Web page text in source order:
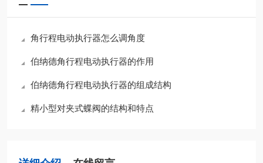
角行程电动执行器怎么调角度
伯纳德角行程电动执行器的作用
伯纳德角行程电动执行器的组成结构
精小型对夹式蝶阀的结构和特点